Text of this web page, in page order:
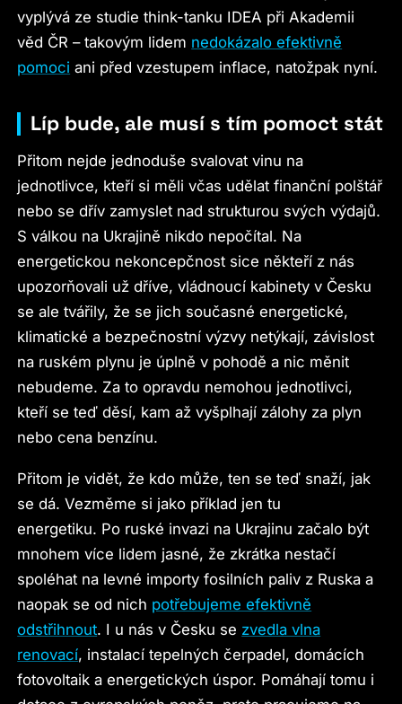
vyplývá ze studie think-tanku IDEA při Akademii
věd ČR – takovým lidem nedokázalo efektivně
pomoci ani před vzestupem inflace, natožpak nyní.
Líp bude, ale musí s tím pomoct stát
Přitom nejde jednoduše svalovat vinu na
jednotlivce, kteří si měli včas udělat finanční polštář
nebo se dřív zamyslet nad strukturou svých výdajů.
S válkou na Ukrajině nikdo nepočítal. Na
energetickou nekoncepčnost sice někteří z nás
upozorňovali už dříve, vládnoucí kabinety v Česku
se ale tvářily, že se jich současné energetické,
klimatické a bezpečnostní výzvy netýkají, závislost
na ruském plynu je úplně v pohodě a nic měnit
nebudeme. Za to opravdu nemohou jednotlivci,
kteří se teď děsí, kam až vyšplhají zálohy za plyn
nebo cena benzínu.
Přitom je vidět, že kdo může, ten se teď snaží, jak
se dá. Vezměme si jako příklad jen tu
energetiku. Po ruské invazi na Ukrajinu začalo být
mnohem více lidem jasné, že zkrátka nestačí
spoléhat na levné importy fosilních paliv z Ruska a
naopak se od nich potřebujeme efektivně
odstřihnout. I u nás v Česku se zvedla vlna
renovací, instalací tepelných čerpadel, domácích
fotovoltaik a energetických úspor. Pomáhají tomu i